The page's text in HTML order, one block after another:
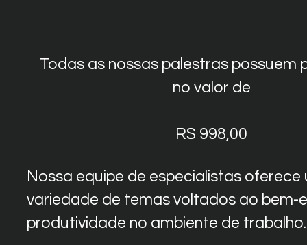
Todas as nossas palestras possuem
no valor de
R$ 998,00
Nossa equipe de especialistas oferece
variedade de temas voltados ao bem-
produtividade no ambiente de trabalho.